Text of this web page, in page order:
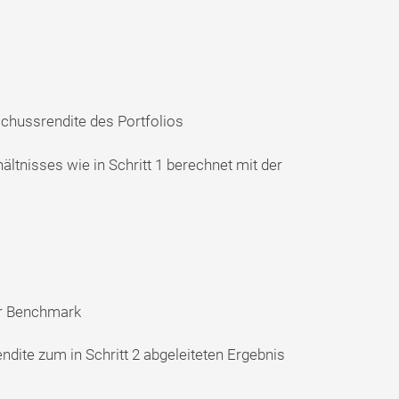
des Portfolios
wie in Schritt 1 berechnet mit der
Benchmark
zum in Schritt 2 abgeleiteten Ergebnis